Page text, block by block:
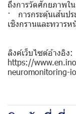
ถึงการวัดศักยภาพใ
· การกระตุ้นเส้นป
เชิงกรานและทวารห
ลิงค์เว็บไซต์อ้างอิง:
https://
neuromonitoring-